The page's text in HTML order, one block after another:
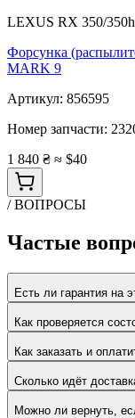
LEXUS RX 350/
Форсунка
MARK 9
Артикул: 856595
Номер запчасти:
1 840 ₴ ≈ $40
/ ВОПРОСЫ
Частые
Есть ли гарантия на
Как проверяется
Как заказать и
Сколько идёт
Можно ли вернуть,